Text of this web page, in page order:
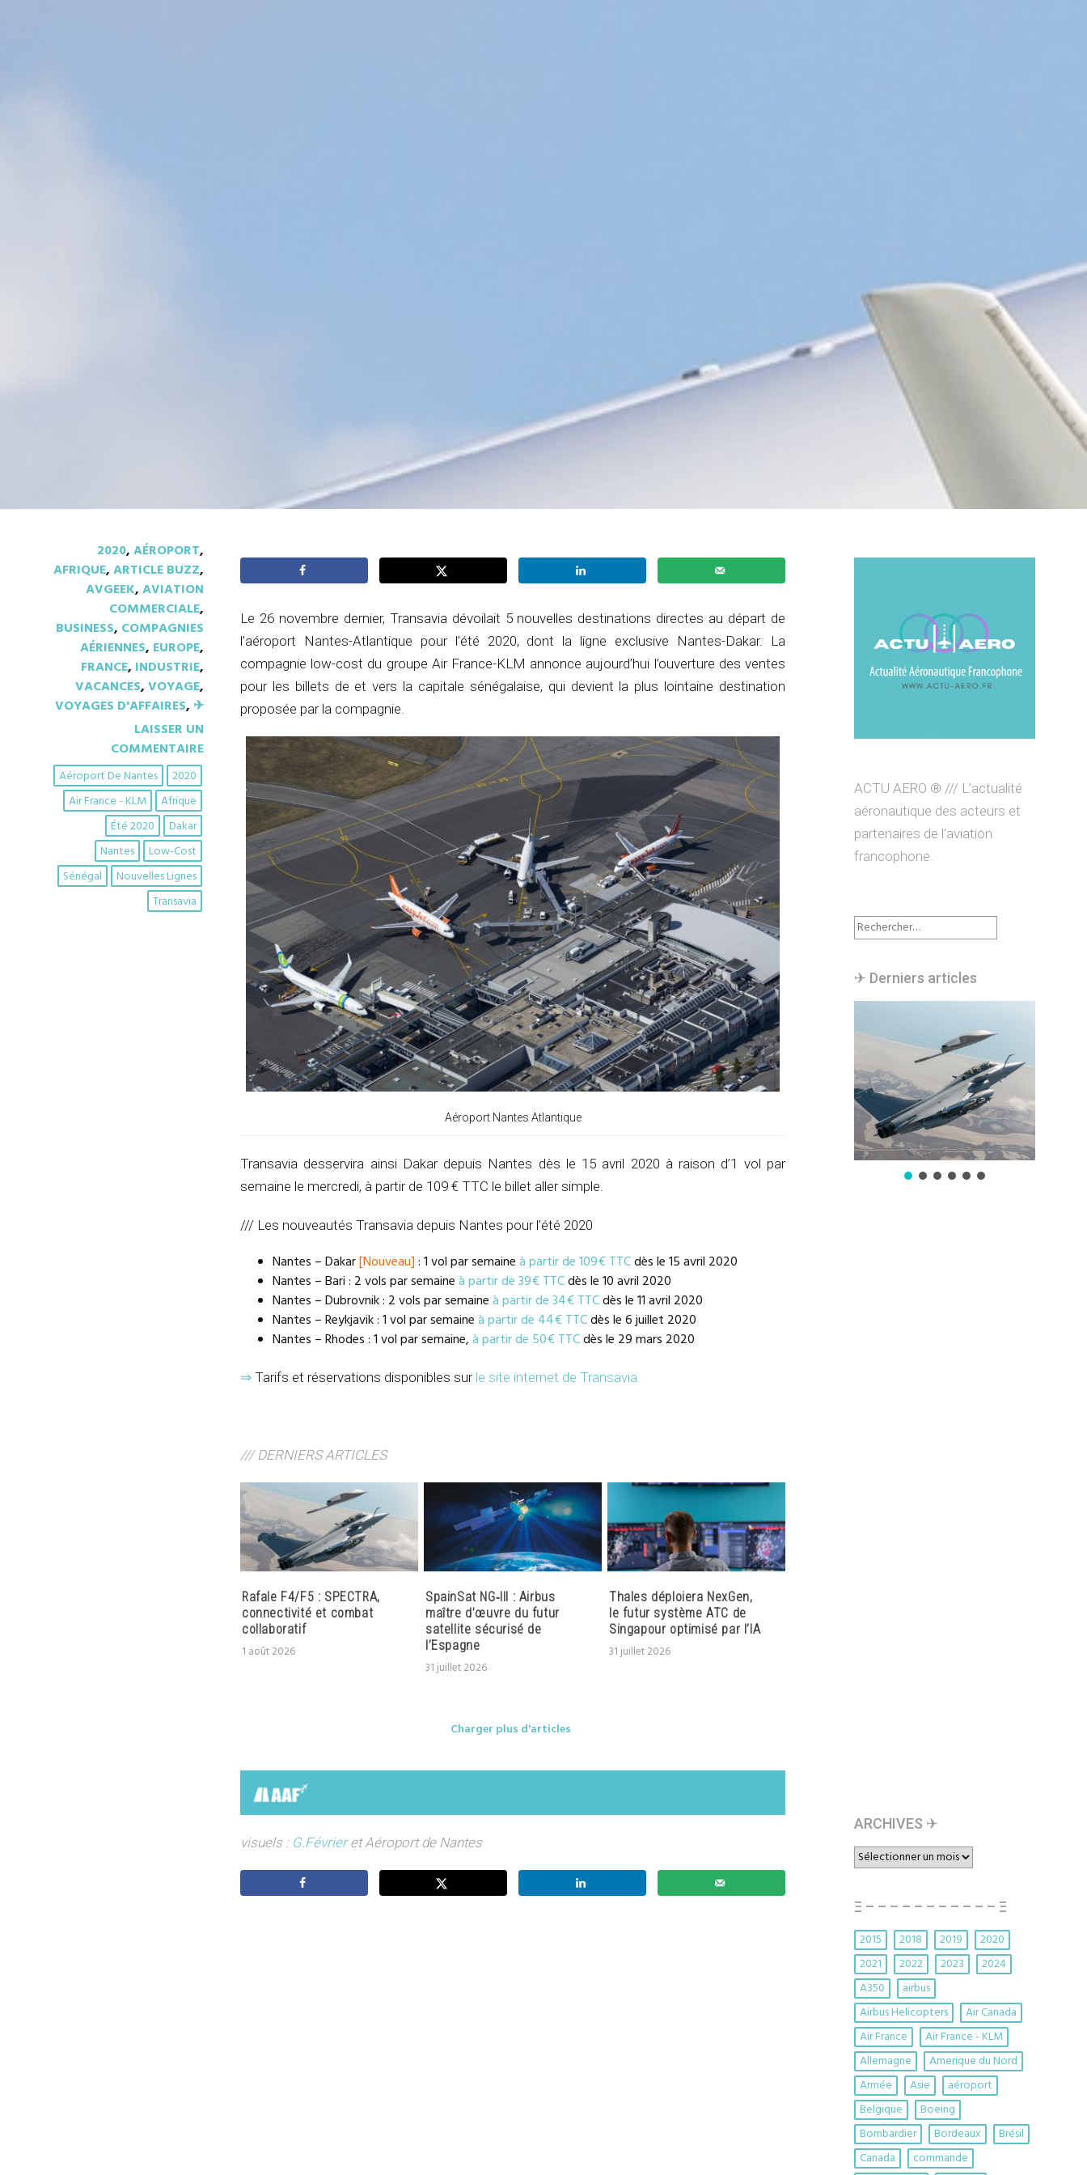
2020,AÉROPORT,
AFRIQUE,ARTICLE BUZZ,
AVGEEK,AVIATION
COMMERCIALE,
BUSINESS, COMPAGNIES
AÉRIENNES, EUROPE,
FRANCE, INDUSTRIE,
VACANCES,VOYAGE,
VOYAGES D'AFFAIRES, ✈︎
LAISSER UN
COMMENTAIRE
2020
Aéroport De Nantes
Afrique
Air France - KLM
Dakar
Été 2020
Low-Cost
Nantes
Nouvelles Lignes
Sénégal
Transavia
Le 26 novembre dernier, Transavia dévoilait 5 nouvelles destinations directes au départ de
l’aéroport Nantes-Atlantique pour l’été 2020, dont la ligne exclusive Nantes-Dakar. La
compagnie low-cost du groupe Air France-KLM annonce aujourd’hui l’ouverture des ventes
pour les billets de et vers la capitale sénégalaise, qui devient la plus lointaine destination
proposée par la compagnie.
Aéroport Nantes Atlantique
Transavia desservira ainsi Dakar depuis Nantes dès le 15 avril 2020 à raison d’1 vol par
semaine le mercredi, à partir de 109 € TTC le billet aller simple.
/// Les nouveautés Transavia depuis Nantes pour l’été 2020
Nantes – Dakar[Nouveau]: 1 vol par semaineà partir de 109€ TTCdès le 15 avril 2020
Nantes – Bari : 2 vols par semaineà partir de 39€ TTCdès le 10 avril 2020
Nantes – Dubrovnik : 2 vols par semaineà partir de 34€ TTCdès le 11 avril 2020
Nantes – Reykjavik : 1 vol par semaineà partir de 44€ TTCdès le 6 juillet 2020
Nantes – Rhodes : 1 vol par semaine,à partir de 50€ TTCdès le 29 mars 2020
⇒ Tarifs et réservations disponibles sur le site internet de Transavia.
/// DERNIERS ARTICLES
Rafale F4/F5 : SPECTRA,
connectivité et combat
collaboratif
1 août 2026
SpainSat NG‑III : Airbus
maître d’œuvre du futur
satellite sécurisé de
l’Espagne
31 juillet 2026
Thales déploiera NexGen,
le futur système ATC de
Singapour optimisé par l’IA
31 juillet 2026
Charger plus d'articles
visuels : G.Févrieret Aéroport de Nantes
ACTU AERO ® /// L’actualité
aéronautique des acteurs et
partenaires de l’aviation
francophone.
Rechercher :
✈︎ Derniers articles
ARCHIVES ✈︎
ARCHIVES
✈︎
Ξ – – – – – – – – – – – Ξ
2015 2018 2019
2020
2021
2022 2023
2024
A350
airbus
Airbus Helicopters
Air Canada
Air France
Air France - KLM
Allemagne
Amerique du Nord
Armée
Asie
aéroport
Belgique
Boeing
Bombardier
Bordeaux
Brésil
Canada
commande